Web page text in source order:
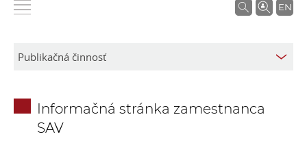
EN
V
á
Informačná stránka zamestnanca
SAV